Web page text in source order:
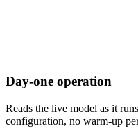
Day-one operation
Reads the live model as it
configuration, no warm-up